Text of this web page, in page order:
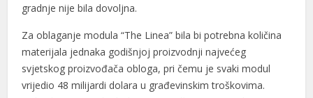
gradnje nije bila dovoljna.
Za oblaganje modula “The Linea” bila bi potrebna količina
materijala jednaka godišnjoj proizvodnji najvećeg
svjetskog proizvođača obloga, pri čemu je svaki modul
vrijedio 48 milijardi dolara u građevinskim troškovima.